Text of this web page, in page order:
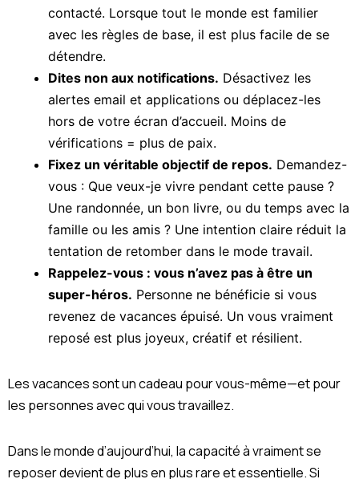
contacté. Lorsque tout le monde est familier
avec les règles de base, il est plus facile de se
détendre.
Dites non aux notifications. Désactivez les
alertes email et applications ou déplacez-les
hors de votre écran d’accueil. Moins de
vérifications = plus de paix.
Fixez un véritable objectif de repos. Demandez-
vous : Que veux-je vivre pendant cette pause ?
Une randonnée, un bon livre, ou du temps avec la
famille ou les amis ? Une intention claire réduit la
tentation de retomber dans le mode travail.
Rappelez-vous : vous n’avez pas à être un
super-héros. Personne ne bénéficie si vous
revenez de vacances épuisé. Un vous vraiment
reposé est plus joyeux, créatif et résilient.
Les vacances sont un cadeau pour vous-même—et pour
les personnes avec qui vous travaillez.
Dans le monde d’aujourd’hui, la capacité à vraiment se
reposer devient de plus en plus rare et essentielle. Si